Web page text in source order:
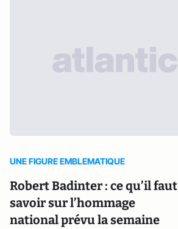
UNE FIGURE EMBLEMATIQUE
Robert Badinter : ce qu’il faut
savoir sur l’hommage
national prévu la semaine